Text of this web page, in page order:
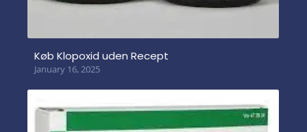
Køb Klopoxid uden Recept
January 16, 2025